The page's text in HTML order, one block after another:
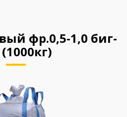
фр.0,5-1,0 биг-
(1000кг)